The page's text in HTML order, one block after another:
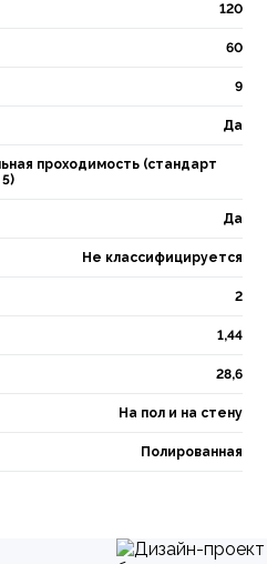
120
60
9
Да
проходимость (стандарт
5)
Да
Не классифицируется
2
1,44
28,6
На пол и на стену
Полированная